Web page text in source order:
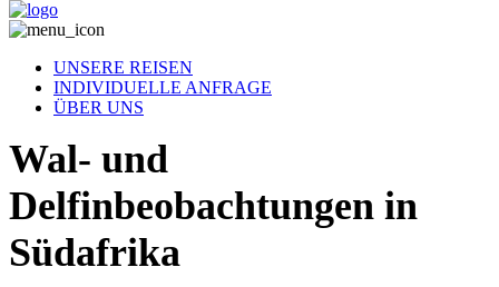
UNSERE REISEN
INDIVIDUELLE ANFRAGE
ÜBER UNS
Wal- und
Delfinbeobachtungen in
Südafrika